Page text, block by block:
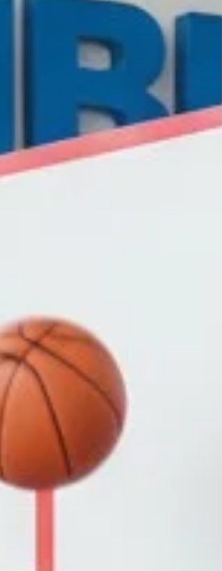
aman, dan tahan lama. Di banyak perumahan dan
lapangan umum, masih ditemukan papan basket
yang mudah rusak, ring bengkok, atau papan
lapuk karena hujan dan panas. Padahal, l